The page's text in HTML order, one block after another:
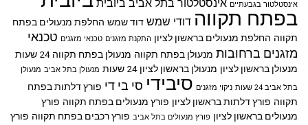
אינסטלטור בגבעתיים אינסטלטור בתל אביב ביובית
בפתח תקווה דודי שמש דוד שמש החלפת מנעולים בפתח
תקווה החלפת מנעולים בראשון לציון התקנת מזגנים טכנאי מזגנים טכנאי
מזגנים ברחובות מנעולן בפתח תקווה מנעולן בפתח תקווה 24 שעות
מנעולן בראשון לציון מנעולן בראשון לציון 24 שעות מנעולן בתל אביב מנעולן
בתל אביב 24 שעות
ניקוי מזגנים סיבידי סי בי די פורץ דלתות בפתח
תקווה פורץ דלתות בראשון לציון פורץ מנעולים בפתח תקווה פורץ
מנעולים בראשון לציון פורץ מנעולים בתל אביב פורץ רכבים בפתח תקווה פורץ